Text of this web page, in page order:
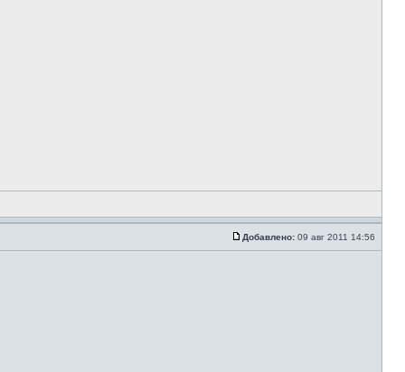
Добавлено: 09 авг 2011 14:56